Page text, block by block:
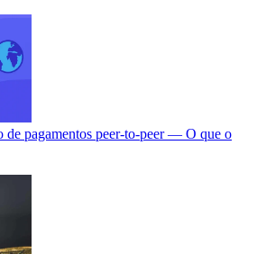
de pagamentos peer-to-peer — O que o